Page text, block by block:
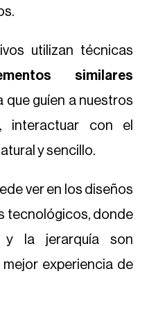
utilizan técnicas
similares
guíen a nuestros
interactuar con el
y sencillo.
ver en los diseños
tecnológicos, donde
y la jerarquía son
experiencia de